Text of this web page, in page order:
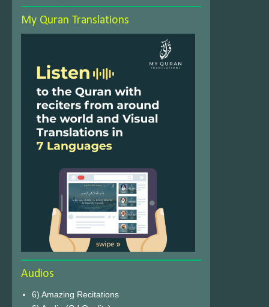
My Quran Translations
Audios
6) Amazing Recitations